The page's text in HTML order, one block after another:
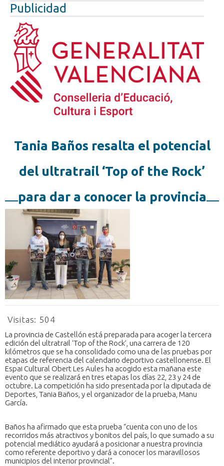
Publicidad
Tania Baños resalta el potencial
del ultratrail ‘Top of the Rock’
para dar a conocer la provincia
Visitas: 504
La provincia de Castellón está preparada para acoger la tercera
edición del ultratrail ‘Top of the Rock’, una carrera de 120
kilómetros que se ha consolidado como una de las pruebas por
etapas de referencia del calendario deportivo castellonense. El
Espai Cultural Obert Les Aules ha acogido esta mañana este
evento que se realizará en tres etapas los días 22, 23 y 24 de
octubre. La competición ha sido presentada por la diputada de
Deportes, Tania Baños, y el organizador de la prueba, Manu
García.
Baños ha afirmado que esta prueba “cuenta con uno de los
recorridos más atractivos y bonitos del país, lo que sumado a su
potencial mediático ayudará a posicionar a nuestra provincia
como referente deportivo y dará a conocer los maravillosos
municipios del interior provincial”.